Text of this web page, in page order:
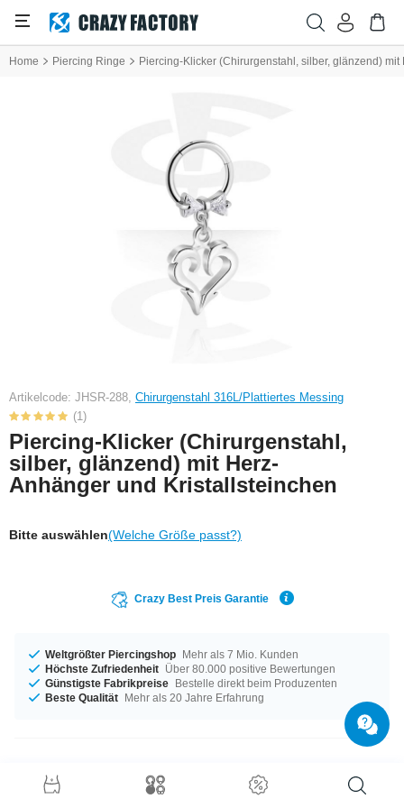
Home Piercing Ringe Piercing-Klicker (Chirurgenstahl, silber, glänzend)
Artikelcode: JHSR-288, Chirurgenstahl 316L/Plattiertes Messing
(1)
Piercing-Klicker (Chirurgenstahl,
silber, glänzend) mit Herz-
Anhänger und Kristallsteinchen
Bitte auswählen(Welche Größe passt?)
Crazy Best Preis Garantie
Weltgrößter Piercingshop Mehr als 7 Mio. Kunden
Höchste Zufriedenheit Über 80.000 positive Bewertungen
Günstigste Fabrikpreise Bestelle direkt beim Produzenten
Beste Qualität Mehr als 20 Jahre Erfahrung
Produktdetails